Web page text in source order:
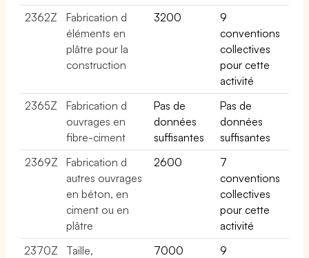
2362Z
Fabrication d
éléments en
plâtre pour la
construction
3200
9
conventions
collectives
pour cette
activité
2365Z
Fabrication d
ouvrages en
fibre-ciment
Pas de
données
suffisantes
Pas de
données
suffisantes
2369Z
Fabrication d
autres ouvrages
en béton, en
ciment ou en
plâtre
2600
7
conventions
collectives
pour cette
activité
2370Z
Taille,
7000
9